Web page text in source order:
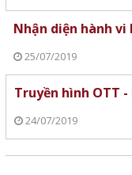
Nhận diện hành
25/07/2019
Truyền hình OTT
24/07/2019